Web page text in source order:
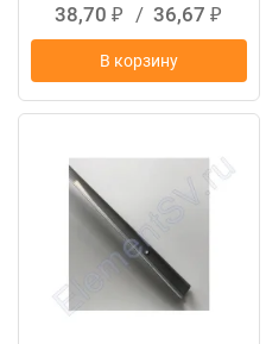
38,70 ₽ / 36,67 ₽
В корзину